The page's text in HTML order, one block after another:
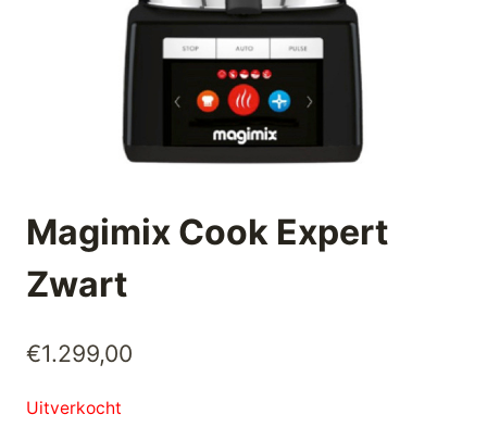
Magimix Cook Expert
Zwart
€1.299,00
Uitverkocht